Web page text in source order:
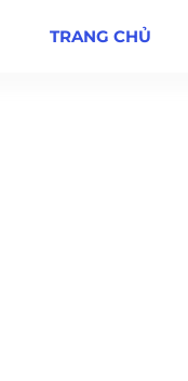
TRANG CHỦ